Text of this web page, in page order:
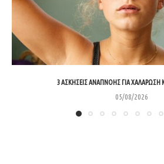
3 ΑΣΚΉΣΕΙΣ ΑΝΑΠΝΟΉΣ ΓΙΑ ΧΑΛΆΡΩΣΗ
05/08/2026